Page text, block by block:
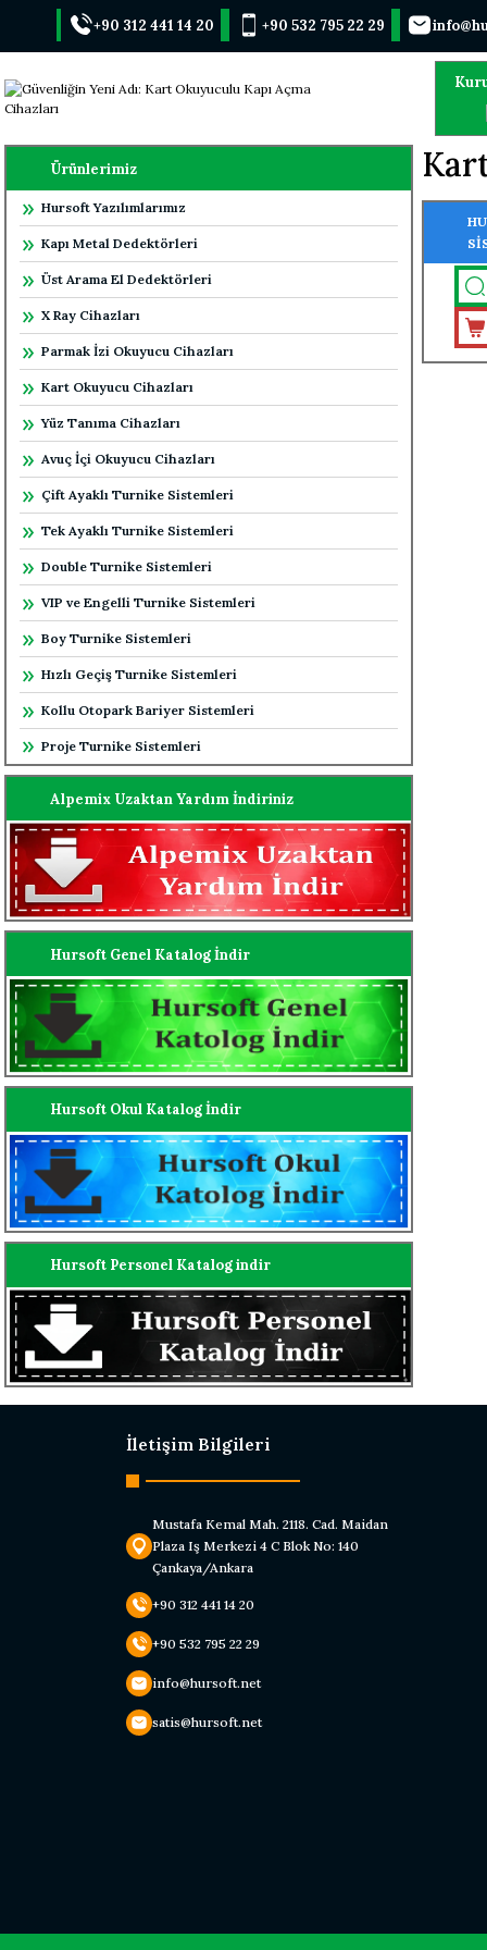
+90 312 441 14 20 +90 532 795 22 29
Ürünlerimiz
Hursoft Yazılımlarımız
Kapı Metal Dedektörleri
Üst Arama El Dedektörleri
X Ray Cihazları
Parmak İzi Okuyucu Cihazları
Kart Okuyucu Cihazları
Yüz Tanıma Cihazları
Avuç İçi Okuyucu Cihazları
Çift Ayaklı Turnike Sistemleri
Tek Ayaklı Turnike Sistemleri
Double Turnike Sistemleri
VIP ve Engelli Turnike Sistemleri
Boy Turnike Sistemleri
Hızlı Geçiş Turnike Sistemleri
Kollu Otopark Bariyer Sistemleri
Proje Turnike Sistemleri
Alpemix Uzaktan Yardım İndiriniz
Hursoft Genel Katalog İndir
Hursoft Okul Katalog İndir
Hursoft Personel Katalog indir
İletişim Bilgileri
Mustafa Kemal Mah. 2118. Cad. Maidan
Plaza Iş Merkezi 4 C Blok No: 140
Çankaya/Ankara
+90 312 441 14 20
+90 532 795 22 29
info@hursoft.net
satis@hursoft.net